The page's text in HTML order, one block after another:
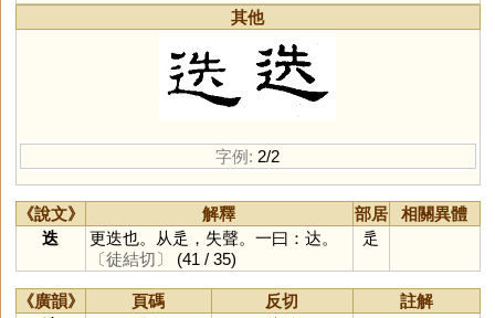
其他
字例: 2/2
《說文》 解釋 部居
相關異體
迭
更迭也。从辵，失聲。一曰：达。
〔徒結切〕
(41 / 35)
辵
《廣韻》 頁碼 反切
註解